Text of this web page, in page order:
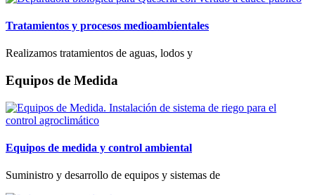
Tratamientos y procesos medioambientales
Realizamos tratamientos de aguas, lodos y
Equipos de Medida
Equipos de medida y control ambiental
Suministro y desarrollo de equipos y sistemas de